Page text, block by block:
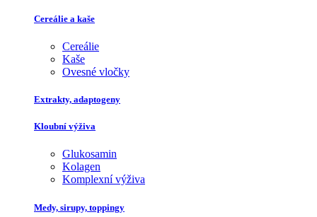
Cereálie a kaše
Cereálie
Kaše
Ovesné vločky
Extrakty, adaptogeny
Kloubní výživa
Glukosamin
Kolagen
Komplexní výživa
Medy, sirupy, toppingy